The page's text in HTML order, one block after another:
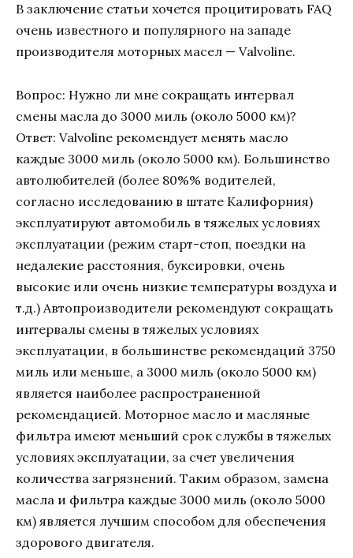
В заключение статьи хочется процитировать FAQ
очень известного и популярного на западе
производителя моторных масел — Valvoline.
Вопрос: Нужно ли мне сокращать интервал
смены масла до 3000 миль (около 5000 км)?
Ответ: Valvoline рекомендует менять масло
каждые 3000 миль (около 5000 км). Большинство
автолюбителей (более 80%% водителей,
согласно исследованию в штате Калифорния)
эксплуатируют автомобиль в тяжелых условиях
эксплуатации (режим старт-стоп, поездки на
недалекие расстояния, буксировки, очень
высокие или очень низкие температуры воздуха и
т.д.) Автопроизводители рекомендуют сокращать
интервалы смены в тяжелых условиях
эксплуатации, в большинстве рекомендаций 3750
миль или меньше, а 3000 миль (около 5000 км)
является наиболее распространенной
рекомендацией. Моторное масло и масляные
фильтра имеют меньший срок службы в тяжелых
условиях эксплуатации, за счет увеличения
количества загрязнений. Таким образом, замена
масла и фильтра каждые 3000 миль (около 5000
км) является лучшим способом для обеспечения
здорового двигателя.